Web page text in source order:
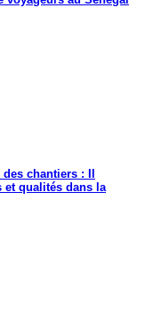
chantiers : Il
et qualités dans la